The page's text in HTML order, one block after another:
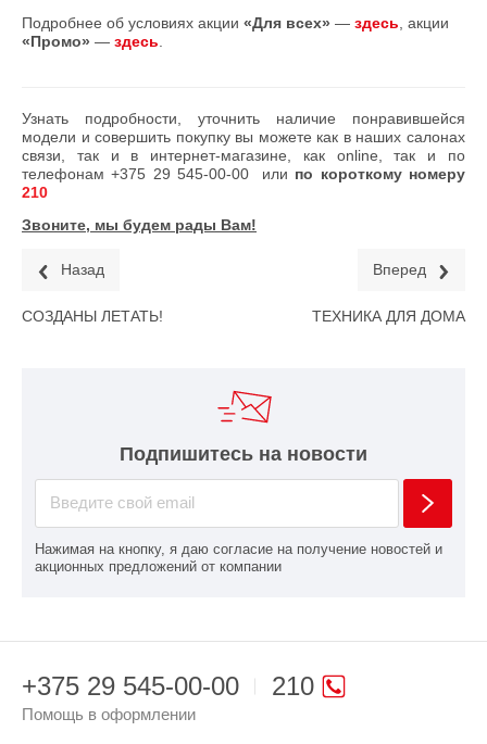
Подробнее об условиях акции «Для всех» — здесь , акции
«Промо» — здесь
Узнать подробности, уточнить наличие понравившейся
модели и совершить покупку вы можете как в наших салонах
связи, так и в интернет-магазине, как online, так и по
телефонам+375 29 545-00-00 или по короткому номеру
210
Звоните, мы будем рады Вам!
Назад
СОЗДАНЫ ЛЕТАТЬ!
Вперед
ТЕХНИКА ДЛЯ ДОМА
Подпишитесь на новости
Нажимая на кнопку, я даю согласие на получение новостей и
акционных предложений от компании
210
+375 29 545-00-00
Помощь в оформлении